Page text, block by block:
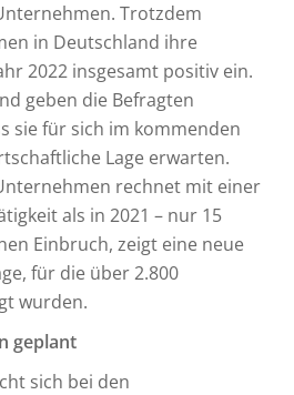
Trotzdem
in Deutschland ihre
2022 insgesamt positiv ein.
geben die Befragten
sie für sich im kommenden
Lage erwarten.
rechnet mit einer
als in 2021 – nur 15
Einbruch, zeigt eine neue
für die über 2.800
wurden.
geplant
sich bei den